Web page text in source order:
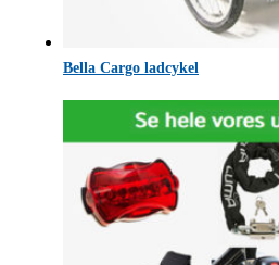
Bella Cargo ladcykel